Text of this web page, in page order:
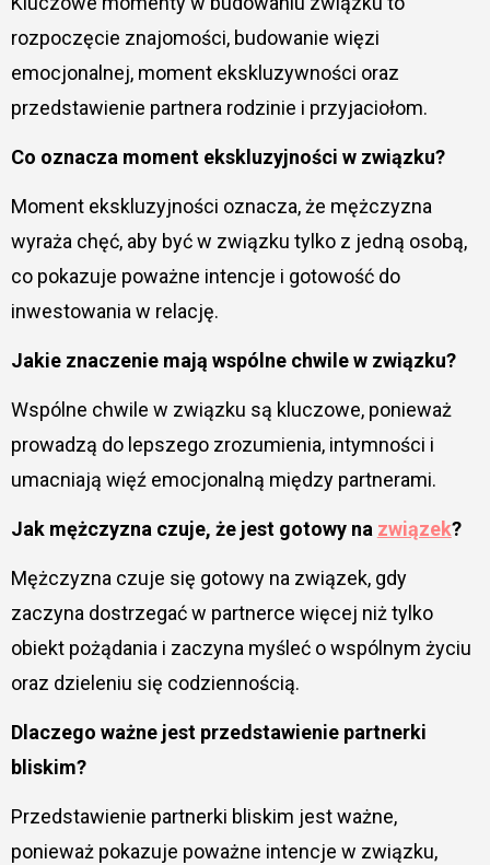
rozpoczęcie znajomości, budowanie więzi
emocjonalnej, moment ekskluzywności oraz
przedstawienie partnera rodzinie i przyjaciołom.
Co oznacza moment ekskluzyjności w związku?
Moment ekskluzyjności oznacza, że mężczyzna
wyraża chęć, aby być w związku tylko z jedną osobą,
co pokazuje poważne intencje i gotowość do
inwestowania w relację.
Jakie znaczenie mają wspólne chwile w związku?
Wspólne chwile w związku są kluczowe, ponieważ
prowadzą do lepszego zrozumienia, intymności i
umacniają więź emocjonalną między partnerami.
Jak mężczyzna czuje, że jest gotowy na związek?
Mężczyzna czuje się gotowy na związek, gdy
zaczyna dostrzegać w partnerce więcej niż tylko
obiekt pożądania i zaczyna myśleć o wspólnym życiu
oraz dzieleniu się codziennością.
Dlaczego ważne jest przedstawienie partnerki
bliskim?
Przedstawienie partnerki bliskim jest ważne,
ponieważ pokazuje poważne intencje w związku,